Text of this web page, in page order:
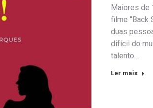
Maiores de
filme “Back
duas
difícil do
talento…
Ler mais